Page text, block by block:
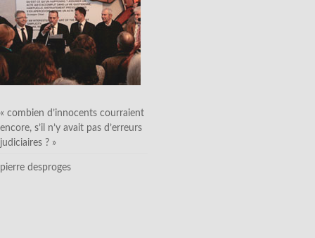
« combien d’innocents courraient
encore, s’il n’y avait pas d’erreurs
judiciaires ? »
pierre desproges